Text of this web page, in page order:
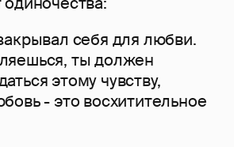
себя для любви.
ты должен
этому чувству,
- это восхитительное